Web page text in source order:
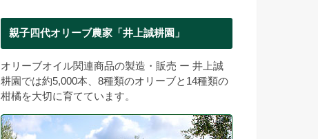
親子四代オリーブ農家「井上誠耕園」
オリーブオイル関連商品の製造・販売 ー 井上誠
耕園では約5,000本、8種類のオリーブと14種類の
柑橘を大切に育てています。